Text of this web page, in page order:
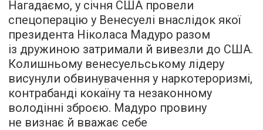
Нагадаємо, у січня США провели
спецоперацію у Венесуелі внаслідок якої
президента Ніколаса Мадуро разом
із дружиною затримали й вивезли до США.
Колишньому венесуельському лідеру
висунули обвинувачення у наркотероризмі,
контрабанді кокаїну та незаконному
володінні зброєю. Мадуро провину
не визнає й вважає себе